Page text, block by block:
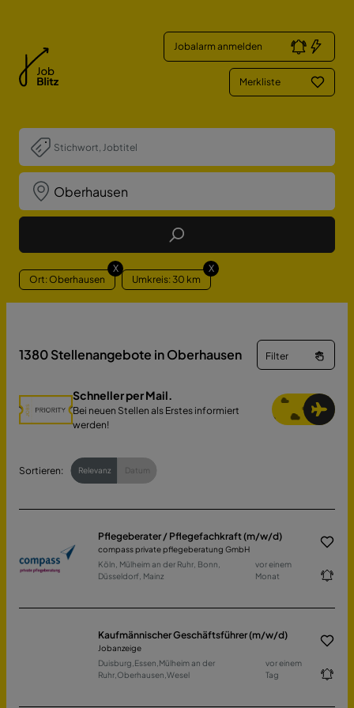
Jobalarm anmelden
Merkliste
Job Finden
Ort: Oberhausen
X
Umkreis: 30 km
X
1380Stellenangebote in Oberhausen Filter
Schneller per Mail.
Bei neuen Stellen als Erstes informiert
werden!
Sortieren: Relevanz Datum
Pflegeberater / Pflegefachkraft (m/w/d)
compass private pflegeberatung GmbH
Köln, Mülheim an der Ruhr, Bonn,
Düsseldorf, Mainz
vor einem
Monat
Kaufmännischer Geschäftsführer (m/w/d)
Jobanzeige
Duisburg,Essen,Mülheim an der
Ruhr,Oberhausen,Wesel
vor einem
Tag